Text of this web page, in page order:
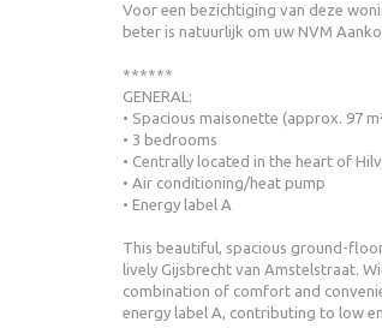
Voor een bezichtiging van deze
beter is natuurlijk om uw NVM
******
GENERAL:
• Spacious maisonette (approx. 97
• 3 bedrooms
• Centrally located in the heart of
• Air conditioning/heat pump
• Energy label A
This beautiful, spacious ground-
lively Gijsbrecht van Amstelstraat.
combination of comfort and
energy label A, contributing to low